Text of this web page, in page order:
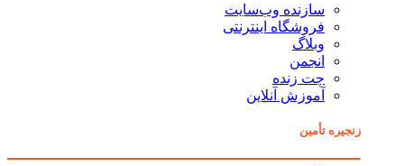
سازنده وب‌سایت
فروشگاه اینترنتی
وبلاگ
انجمن
چت زنده
آموزش آنلاین
زنجیره تأمین